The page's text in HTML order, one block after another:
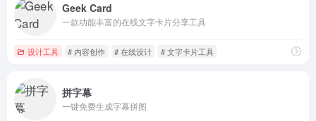
Geek Card
一款功能丰富的在线文字卡片分享工具
设计工具 # 内容创作 # 在线设计 # 文字卡片工具
拼字幕
一键免费生成字幕拼图